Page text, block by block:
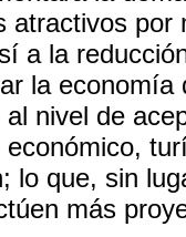
atractivos
a la
la
nivel de
lo que, sin
más